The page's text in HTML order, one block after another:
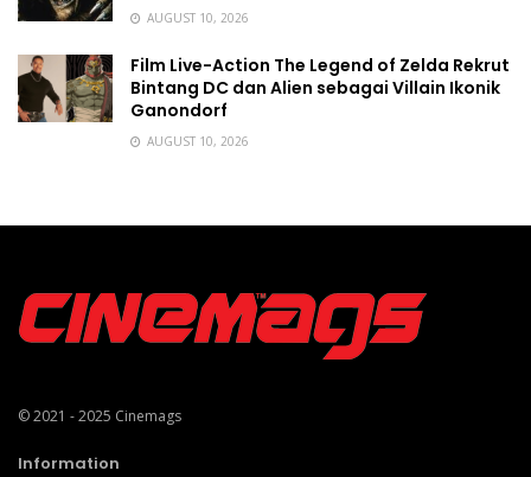
AUGUST 10, 2026
Film Live-Action The Legend of Zelda Rekrut
Bintang DC dan Alien sebagai Villain Ikonik
Ganondorf
AUGUST 10, 2026
© 2021 - 2025 Cinemags
Information